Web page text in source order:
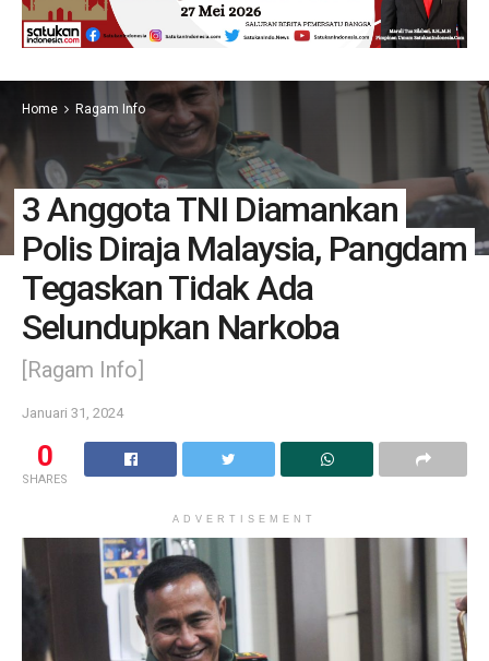
Home Ragam Info
3 Anggota TNI Diamankan
Polis Diraja Malaysia, Pangdam
Tegaskan Tidak Ada
Selundupkan Narkoba
[Ragam Info]
Januari 31, 2024
0
SHARES
ADVERTISEMENT